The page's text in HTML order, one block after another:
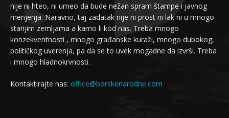
nije ni hteo, ni umeo da bude nežan spram štampe i javnog
menjenja. Naravno, taj zadatak nije ni prost ni lak ni u mnogo
starijim zemljama a kamo li kod nas. Treba mnogo
konzekventnosti , mnogo građanske kuraži, mnogo dubokog,
političkog uverenja, pa da se to uvek mogadne da izvrši. Treba
i mnogo hladnokrvnosti.
Kontaktirajte nas: office@borskenarodne.com